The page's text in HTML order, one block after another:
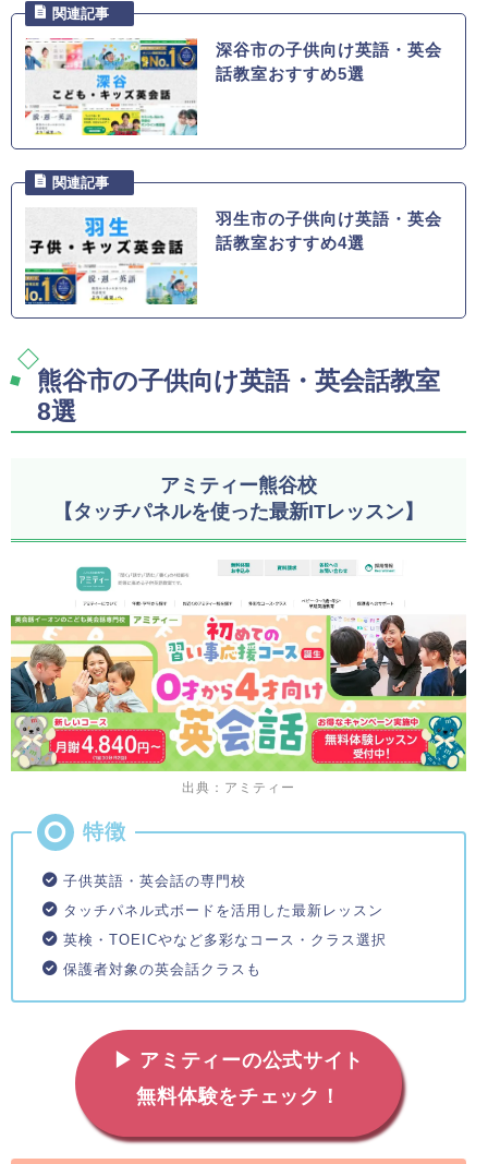
深谷市の子供向け英語・英会
話教室おすすめ5選
羽生市の子供向け英語・英会
話教室おすすめ4選
熊谷市の子供向け英語・英会話教室
8選
アミティー熊谷校
【タッチパネルを使った最新ITレッスン】
出典：アミティー
子供英語・英会話の専門校
タッチパネル式ボードを活用した最新レッスン
英検・TOEICやなど多彩なコース・クラス選択
保護者対象の英会話クラスも
▶ アミティーの公式サイト
無料体験をチェック！